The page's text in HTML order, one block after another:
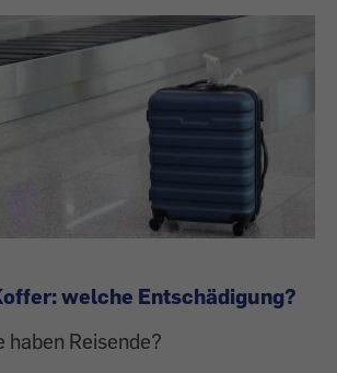
welche Entschädigung?
Reisende?